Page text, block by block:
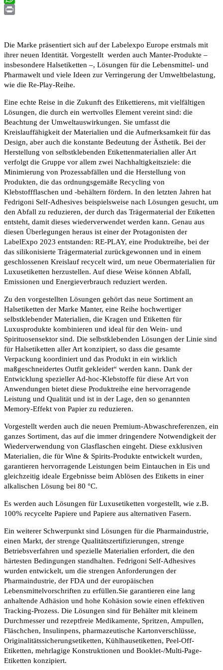
WhatsApp
Die Marke präsentiert sich auf der Labelexpo Europe erstmals mit
ihrer neuen Identität. Vorgestellt werden auch Manter-Produkte –
insbesondere Halsetiketten –, Lösungen für die Lebensmittel- und
Pharmawelt und viele Ideen zur Verringerung der Umweltbelastung,
wie die Re-Play-Reihe.
Eine echte Reise in die Zukunft des Etikettierens, mit vielfältigen
Lösungen, die durch ein wertvolles Element vereint sind: die
Beachtung der Umweltauswirkungen. Sie umfasst die
Kreislauffähigkeit der Materialien und die Aufmerksamkeit für das
Design, aber auch die konstante Bedeutung der Ästhetik. Bei der
Herstellung von selbstklebenden Etikettenmaterialien aller Art
verfolgt die Gruppe vor allem zwei Nachhaltigkeitsziele: die
Minimierung von Prozessabfällen und die Herstellung von
Produkten, die das ordnungsgemäße Recycling von
Klebstoffflaschen und -behältern fördern. In den letzten Jahren hat
Fedrigoni Self-Adhesives beispielsweise nach Lösungen gesucht, um
den Abfall zu reduzieren, der durch das Trägermaterial der Etiketten
entsteht, damit dieses wiederverwendet werden kann. Genau aus
diesen Überlegungen heraus ist einer der Protagonisten der
LabelExpo 2023 entstanden: RE-PLAY, eine Produktreihe, bei der
das silikonisierte Trägermaterial zurückgewonnen und in einem
geschlossenen Kreislauf recycelt wird, um neue Obermaterialien für
Luxusetiketten herzustellen. Auf diese Weise können Abfall,
Emissionen und Energieverbrauch reduziert werden.
Zu den vorgestellten Lösungen gehört das neue Sortiment an
Halsetiketten der Marke Manter, eine Reihe hochwertiger
selbstklebender Materialien, die Kragen und Etiketten für
Luxusprodukte kombinieren und ideal für den Wein- und
Spirituosensektor sind. Die selbstklebenden Lösungen der Linie sind
für Halsetiketten aller Art konzipiert, so dass die gesamte
Verpackung koordiniert und das Produkt in ein wirklich
maßgeschneidertes Outfit gekleidet“ werden kann. Dank der
Entwicklung spezieller Ad-hoc-Klebstoffe für diese Art von
Anwendungen bietet diese Produktreihe eine hervorragende
Leistung und Qualität und ist in der Lage, den so genannten
Memory-Effekt von Papier zu reduzieren.
Vorgestellt werden auch die neuen Premium-Abwaschreferenzen, ein
ganzes Sortiment, das auf die immer dringendere Notwendigkeit der
Wiederverwendung von Glasflaschen eingeht. Diese exklusiven
Materialien, die für Wine & Spirits-Produkte entwickelt wurden,
garantieren hervorragende Leistungen beim Eintauchen in Eis und
gleichzeitig ideale Ergebnisse beim Ablösen des Etiketts in einer
alkalischen Lösung bei 80 °C.
Es werden auch Lösungen für Luxusetiketten vorgestellt, wie z.B.
100% recycelte Papiere und Papiere aus alternativen Fasern.
Ein weiterer Schwerpunkt sind Lösungen für die Pharmaindustrie,
einen Markt, der strenge Qualitätszertifizierungen, strenge
Betriebsverfahren und spezielle Materialien erfordert, die den
härtesten Bedingungen standhalten. Fedrigoni Self-Adhesives
wurden entwickelt, um die strengen Anforderungen der
Pharmaindustrie, der FDA und der europäischen
Lebensmittelvorschriften zu erfüllen.Sie garantieren eine lang
anhaltende Adhäsion und hohe Kohäsion sowie einen effektiven
Tracking-Prozess. Die Lösungen sind für Behälter mit kleinem
Durchmesser und rezeptfreie Medikamente, Spritzen, Ampullen,
Fläschchen, Insulinpens, pharmazeutische Kartonverschlüsse,
Originalitätssicherungsetiketten, Kühlhausetiketten, Peel-Off-
Etiketten, mehrlagige Konstruktionen und Booklet-/Multi-Page-
Etiketten konzipiert.